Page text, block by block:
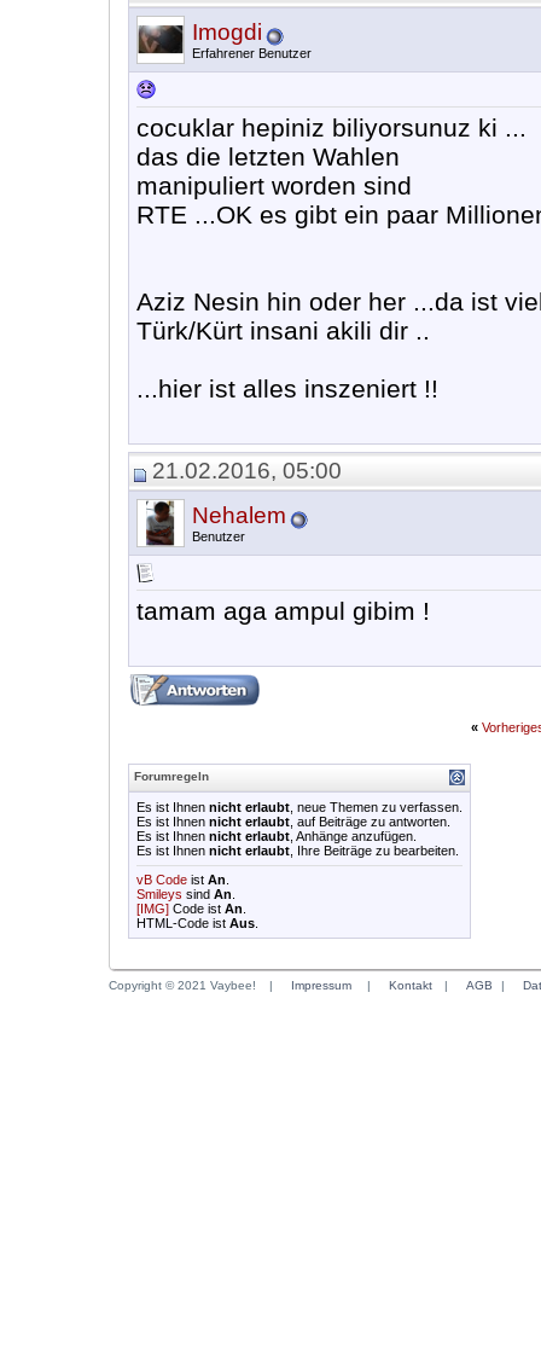
Imogdi
Erfahrener Benutzer
cocuklar hepiniz biliyorsunuz ki ...
das die letzten Wahlen
manipuliert worden sind
RTE ...OK es gibt ein paar
Aziz Nesin hin oder her ...da ist
Türk/Kürt insani akili dir ..
...hier ist alles inszeniert !!
21.02.2016, 05:00
Nehalem
Benutzer
tamam aga ampul gibim !
«
Forumregeln
Es ist Ihnen nicht erlaubt , neue Themen zu verfassen.
Es ist Ihnen nicht erlaubt , auf Beiträge zu antworten.
Es ist Ihnen nicht erlaubt , Anhänge anzufügen.
Es ist Ihnen nicht erlaubt , Ihre Beiträge zu bearbeiten.
vB Code ist An
Smileys sind An
[IMG] Code ist An
HTML-Code ist Aus
Copyright © 2021 Vaybee! | Impressum | Kontakt | AGB |